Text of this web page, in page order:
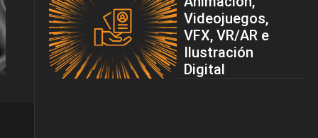
Videojuegos,
VFX, VR/AR e
Ilustración
Digital